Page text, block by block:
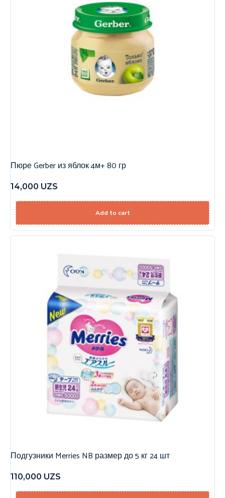
Пюре Gerber из яблок 4м+ 80 гр
14,000 UZS
Add to cart
Подгузники Merries NB размер до 5 кг 24 шт
110,000 UZS